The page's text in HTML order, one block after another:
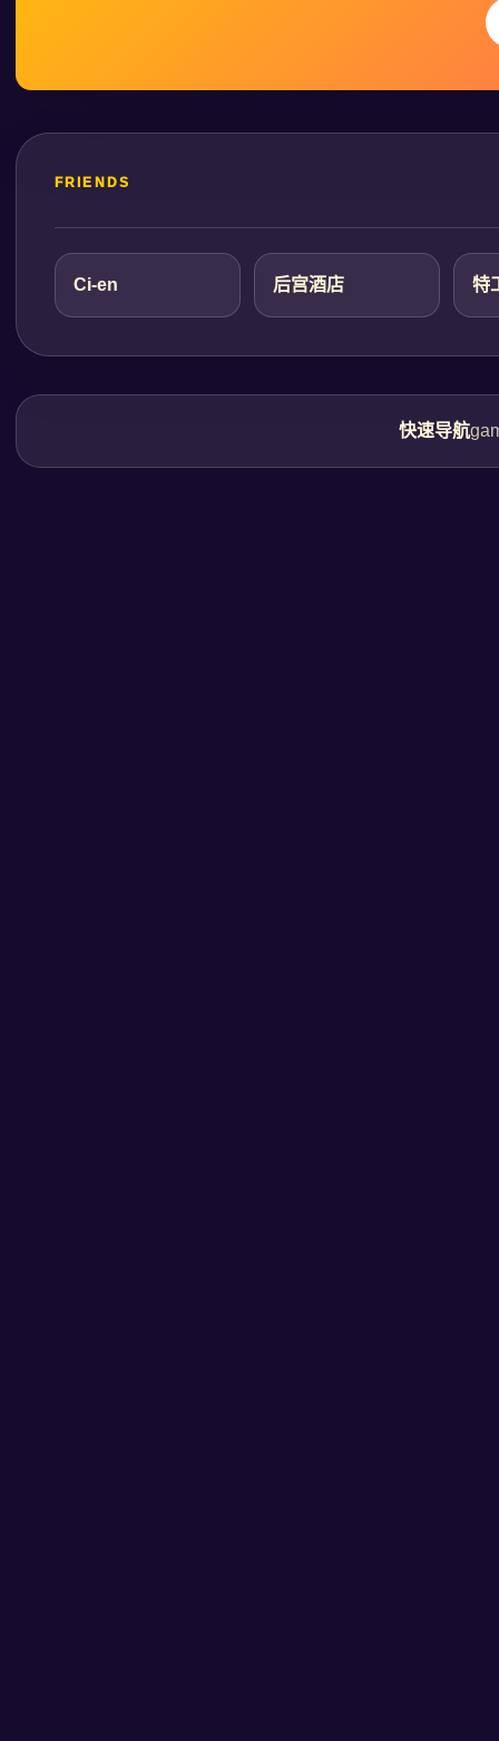
FRIENDS
Ci-en 后宫酒店 特
快速导航